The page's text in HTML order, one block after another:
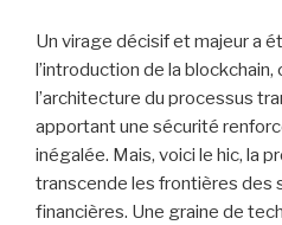
Un virage décisif et majeur a
l’introduction de la blockchain,
l’architecture du processus
apportant une sécurité
inégalée. Mais, voici le hic, la
transcende les frontières des
financières. Une graine de